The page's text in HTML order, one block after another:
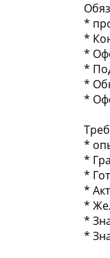
*
*
*
*
*
*
*
*
*
*
*
*
*